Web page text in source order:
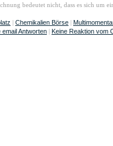
bedeutet nicht, dass es sich um
Chemikalien Börse
Antworten
Keine Reaktion vom